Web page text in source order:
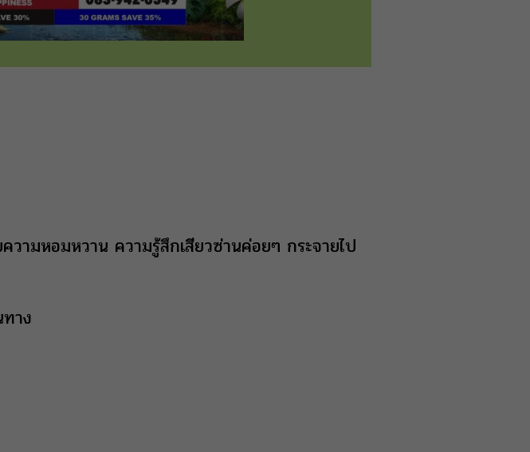
วามหอมหวาน ความรู้สึกเสียวซ่านค่อยๆ กระจายไป
าง